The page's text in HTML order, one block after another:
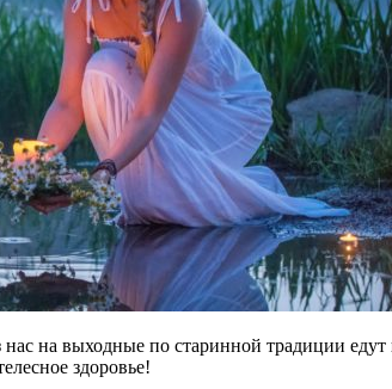
на выходные по старинной традиции едут
здоровье!